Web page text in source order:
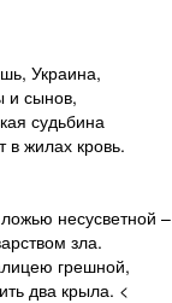
Украина,
и сынов,
судьбина
в жилах кровь.
несусветной –
зла.
грешной,
два крыла. <